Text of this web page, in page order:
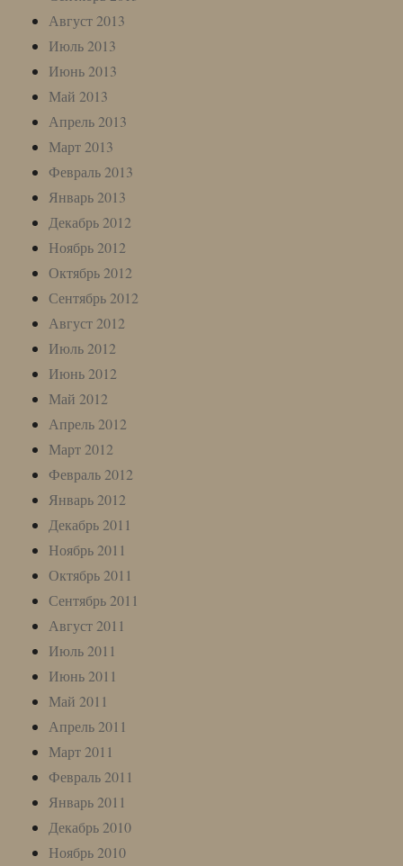
Август 2013
Июль 2013
Июнь 2013
Май 2013
Апрель 2013
Март 2013
Февраль 2013
Январь 2013
Декабрь 2012
Ноябрь 2012
Октябрь 2012
Сентябрь 2012
Август 2012
Июль 2012
Июнь 2012
Май 2012
Апрель 2012
Март 2012
Февраль 2012
Январь 2012
Декабрь 2011
Ноябрь 2011
Октябрь 2011
Сентябрь 2011
Август 2011
Июль 2011
Июнь 2011
Май 2011
Апрель 2011
Март 2011
Февраль 2011
Январь 2011
Декабрь 2010
Ноябрь 2010